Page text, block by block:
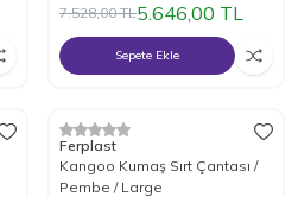
7.528,00TL5.646,00 TL
Sepete Ekle
%25İndirim
Ferplast
Kangoo Kumaş Sırt Çantası /
Pembe / Large